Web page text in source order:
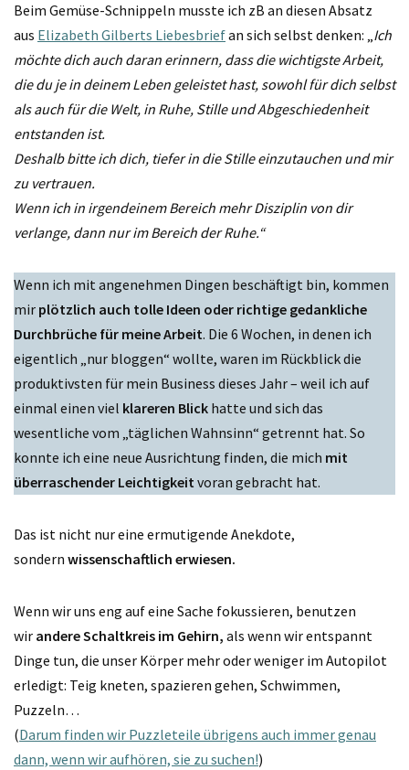
Beim Gemüse-Schnippeln musste ich zB an diesen Absatz
aus Elizabeth Gilberts Liebesbriefan sich selbst denken: „Ich
möchte dich auch daran erinnern, dass die wichtigste Arbeit,
die du je in deinem Leben geleistet hast, sowohl für dich selbst
als auch für die Welt, in Ruhe, Stille und Abgeschiedenheit
entstanden ist.
Deshalb bitte ich dich, tiefer in die Stille einzutauchen und mir
zu vertrauen.
Wenn ich in irgendeinem Bereich mehr Disziplin von dir
verlange, dann nur im Bereich der Ruhe.“
Wenn ich mit angenehmen Dingen beschäftigt bin, kommen
mir plötzlich auch tolle Ideen oder richtige gedankliche
Durchbrüche für meine Arbeit. Die 6 Wochen, in denen ich
eigentlich „nur bloggen“ wollte, waren im Rückblick die
produktivsten für mein Business dieses Jahr – weil ich auf
einmal einen viel klareren Blick hatte und sich das
wesentliche vom „täglichen Wahnsinn“ getrennt hat. So
konnte ich eine neue Ausrichtung finden, die mich mit
überraschender Leichtigkeitvoran gebracht hat.
Das ist nicht nur eine ermutigende Anekdote,
sondern wissenschaftlich erwiesen.
Wenn wir uns eng auf eine Sache fokussieren, benutzen
wir andere Schaltkreis im Gehirn, als wenn wir entspannt
Dinge tun, die unser Körper mehr oder weniger im Autopilot
erledigt: Teig kneten, spazieren gehen, Schwimmen,
Puzzeln…
(Darum finden wir Puzzleteile übrigens auch immer genau
dann, wenn wir aufhören, sie zu suchen!)